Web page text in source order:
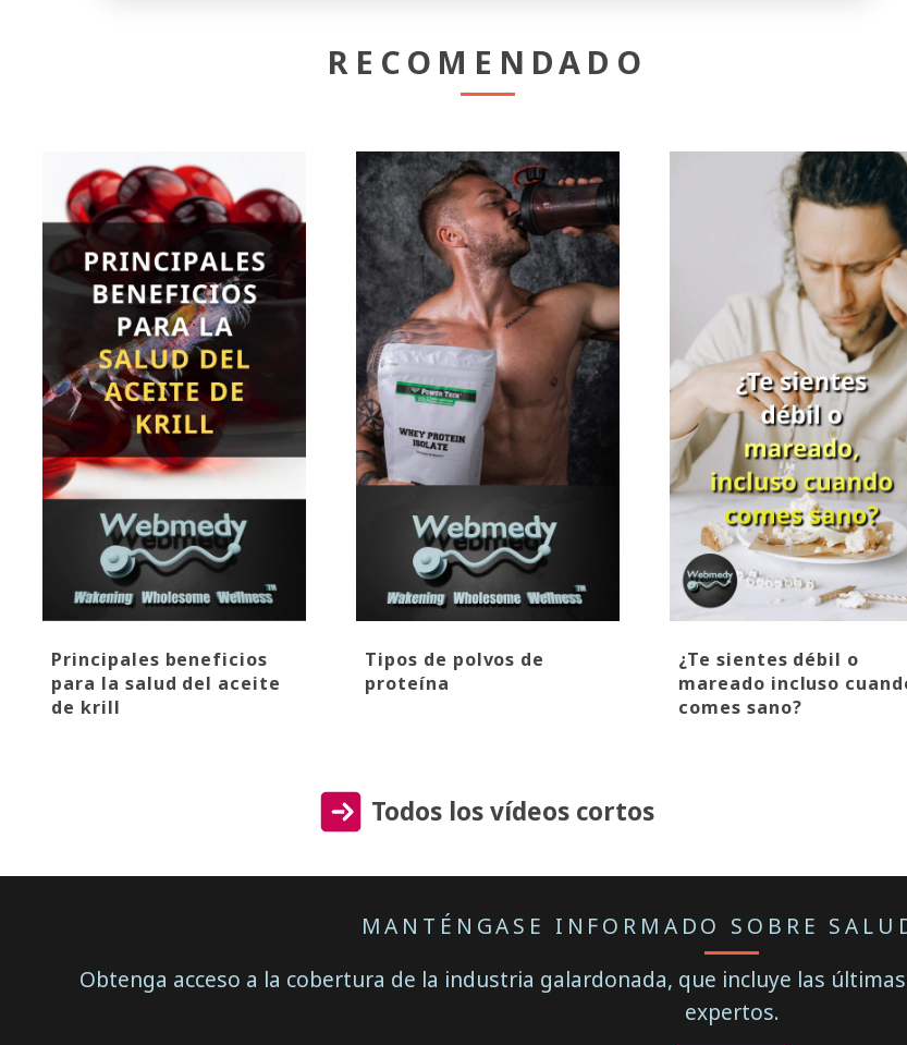
RECOMENDADO
Principales beneficios
para la salud del aceite
de krill
Tipos de polvos de
proteína
¿Te sientes débil o
mareado incluso
comes sano?
Todos los vídeos cortos
MANTÉNGASE INFORMADO SOBRE
Obtenga acceso a la cobertura de la industria galardonada, que incluye las
expertos.